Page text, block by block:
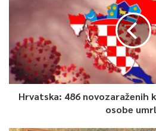
Hrvatska: 486 novozaraženih
osobe